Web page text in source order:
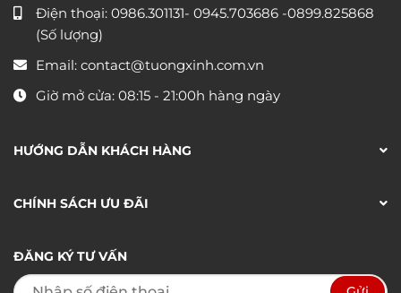
Điện thoại: 0986.301131- 0945.703686 -0899.825868
(Số lượng)
Email: contact@tuongxinh.com.vn
Giờ mở cửa: 08:15 - 21:00h hàng ngày
HƯỚNG DẪN KHÁCH HÀNG
CHÍNH SÁCH ƯU ĐÃI
ĐĂNG KÝ TƯ VẤN